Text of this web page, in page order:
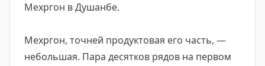
Мехргон в Душанбе.
Мехргон, точней продуктовая его часть, —
небольшая. Пара десятков рядов на первом